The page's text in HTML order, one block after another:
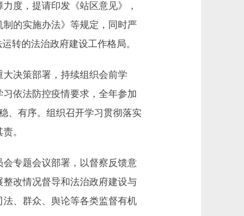
度，提请印发《站区意见》，
的实施办法》等规定，同时严
转的法治政府建设工作格局。
决策部署，持续组织会前学
依法防控疫情要求，全年参加
、有序。组织召开学习贯彻落实
。
专题会议部署，以督察反馈意
改情况督导和法治政府建设与
、群众、舆论等各类监督有机